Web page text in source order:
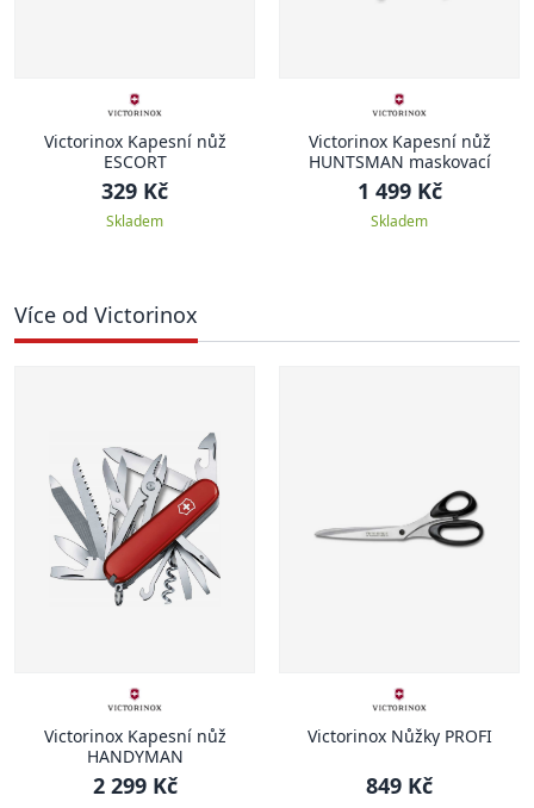
Victorinox Kapesní nůž
ESCORT
329 Kč
Skladem
Victorinox Kapesní nůž
HUNTSMAN maskovací
1 499 Kč
Skladem
Více od Victorinox
Victorinox Kapesní nůž
HANDYMAN
2 299 Kč
Victorinox Nůžky PROFI
849 Kč